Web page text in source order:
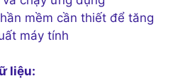
mềm cần thiết để tăng
máy tính
liệu: